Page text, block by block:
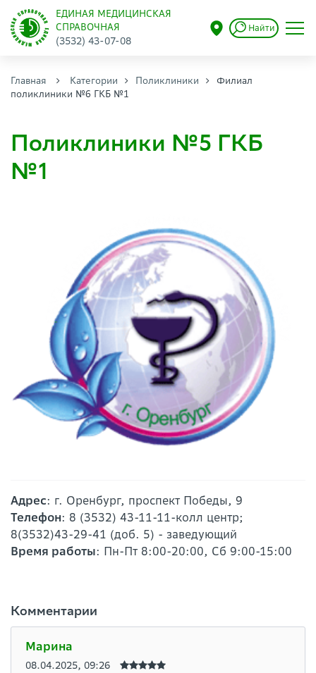
ЕДИНАЯ МЕДИЦИНСКАЯ
СПРАВОЧНАЯ
(3532) 43-07-08
Найти
Главная Категории Поликлиники
Филиал
поликлиники №6 ГКБ №1
Поликлиники №5 ГКБ
№1
Адрес: г. Оренбург, проспект Победы, 9
Телефон: 8 (3532) 43-11-11-колл центр;
8(3532)43-29-41 (доб. 5) - заведующий
Время работы: Пн-Пт 8:00-20:00, Сб 9:00-15:00
Комментарии
Марина
08.04.2025, 09:26